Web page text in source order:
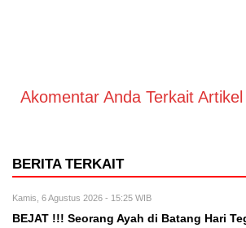
Akomentar Anda Terkait
BERITA TERKAIT
Kamis, 6 Agustus 2026 - 15:25 WIB
BEJAT !!! Seorang Ayah di Batang Hari